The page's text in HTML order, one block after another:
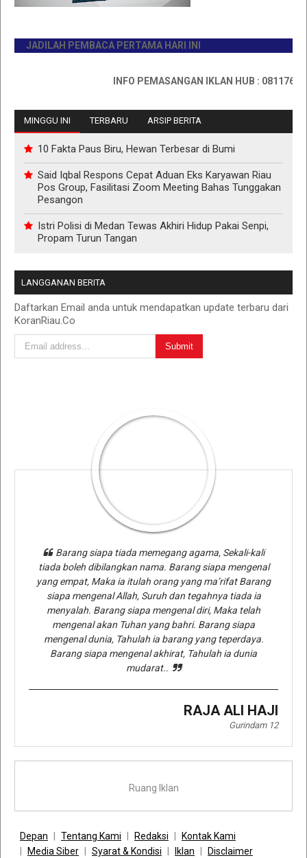
JADILAH PEMBACA PERTAMA HARI INI
INFO PEMASANGAN IKLAN HUB : 0811767335
MINGGU INI TERBARU ARSIP BERITA
10 Fakta Paus Biru, Hewan Terbesar di Bumi
Said Iqbal Respons Cepat Aduan Eks Karyawan Riau
Pos Group, Fasilitasi Zoom Meeting Bahas Tunggakan
Pesangon
Istri Polisi di Medan Tewas Akhiri Hidup Pakai Senpi,
Propam Turun Tangan
LANGGANAN BERITA
Daftarkan Email anda untuk mendapatkan update terbaru dari
KoranRiau.Co
Barang siapa tiada memegang agama, Sekali-kali
tiada boleh dibilangkan nama. Barang siapa mengenal
yang empat, Maka ia itulah orang yang ma’rifat Barang
siapa mengenal Allah, Suruh dan tegahnya tiada ia
menyalah. Barang siapa mengenal diri, Maka telah
mengenal akan Tuhan yang bahri. Barang siapa
mengenal dunia, Tahulah ia barang yang teperdaya.
Barang siapa mengenal akhirat, Tahulah ia dunia
mudarat..
RAJA ALI HAJI
Gurindam 12
Ruang Iklan
Depan Tentang Kami Redaksi
Kontak Kami
Media Siber
Syarat & Kondisi Iklan Disclaimer